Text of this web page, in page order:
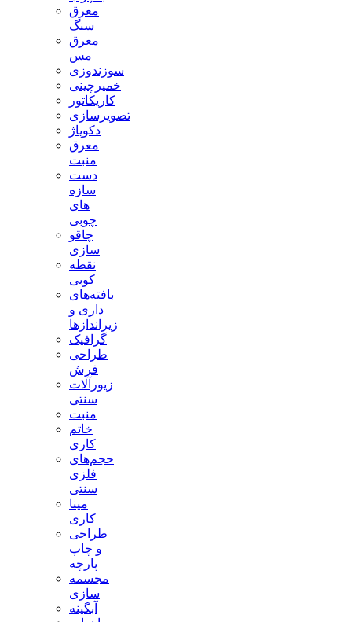
معرق
سنگ
معرق
مس
سوزندوزی
خمیرچینی
کاریکاتور
تصویرسازی
دکوپاژ
معرق
منبت
دست
سازه
های
چوبی
چاقو
سازی
نقطه
کوبی
بافته‌های
داری و
زیراندازها
گرافیک
طراحی
فرش
زیورآلات
سنتی
منبت
خاتم
کاری
حجم‌های
فلزی
سنتی
مینا
کاری
طراحی
و چاپ
پارچه
مجسمه
سازی
آبگینه